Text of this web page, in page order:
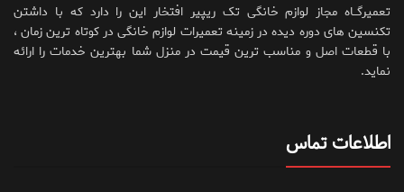
تعمیرگــاه مجاز لوازم خانگی تک ریپیر افتخار این را دارد که با داشتن
تکنسین های دوره دیده در زمینه تعمیرات لوازم خانگی در کوتاه ترین زمان ،
با قطعات اصل و مناسب ترین قیمت در منزل شما بهترین خدمات را ارائه
نماید.
اطلاعات تماس